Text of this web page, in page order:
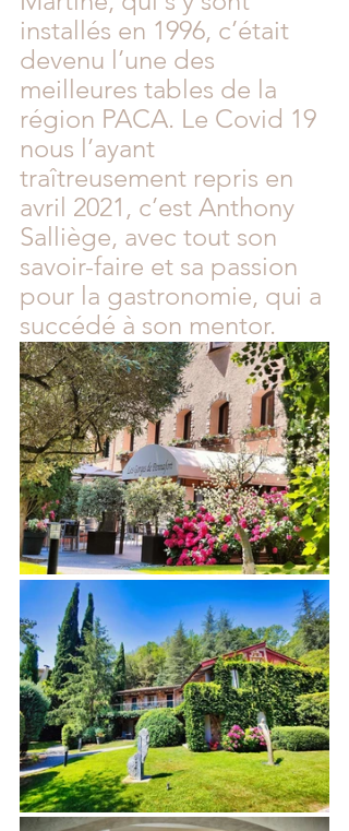
installés en 1996, c’était
devenu l’une des
meilleures tables de la
région PACA. Le Covid 19
nous l’ayant
traîtreusement repris en
avril 2021, c’est Anthony
Salliège, avec tout son
savoir-faire et sa passion
pour la gastronomie, qui a
succédé à son mentor.